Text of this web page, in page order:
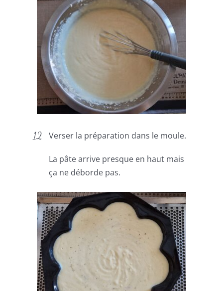
Verser la préparation dans le moule.
La pâte arrive presque en haut mais
ça ne déborde pas.